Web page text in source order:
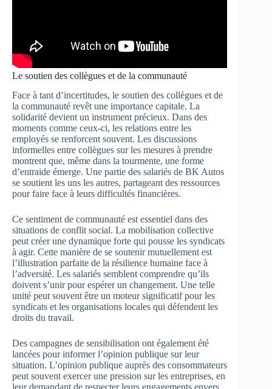
Le soutien des collègues et de la communauté
Face à tant d’incertitudes, le soutien des collègues et de
la communauté revêt une importance capitale. La
solidarité devient un instrument précieux. Dans des
moments comme ceux-ci, les relations entre les
employés se renforcent souvent. Les discussions
informelles entre collègues sur les mesures à prendre
montrent que, même dans la tourmente, une forme
d’entraide émerge. Une partie des salariés de BK Autos
se soutient les uns les autres, partageant des ressources
pour faire face à leurs difficultés financières.
Ce sentiment de communauté est essentiel dans des
situations de conflit social. La mobilisation collective
peut créer une dynamique forte qui pousse les syndicats
à agir. Cette manière de se soutenir mutuellement est
l’illustration parfaite de la résilience humaine face à
l’adversité. Les salariés semblent comprendre qu’ils
doivent s’unir pour espérer un changement. Une telle
unité peut souvent être un moteur significatif pour les
syndicats et les organisations locales qui défendent les
droits du travail.
Des campagnes de sensibilisation ont également été
lancées pour informer l’opinion publique sur leur
situation. L’opinion publique auprès des consommateurs
peut souvent exercer une pression sur les entreprises, en